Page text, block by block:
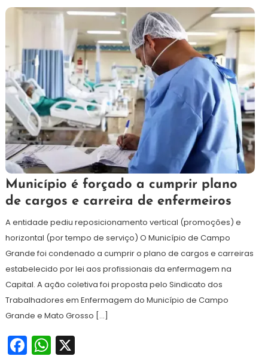
6
de
setembro
de
Redação
Município é forçado a cumprir plano
de cargos e carreira de enfermeiros
A entidade pediu reposicionamento vertical (promoções) e
horizontal (por tempo de serviço) O Município de Campo
Grande foi condenado a cumprir o plano de cargos e carreiras
estabelecido por lei aos profissionais da enfermagem na
Capital. A ação coletiva foi proposta pelo Sindicato dos
Trabalhadores em Enfermagem do Município de Campo
Grande e Mato Grosso […]
Facebook
WhatsApp
X